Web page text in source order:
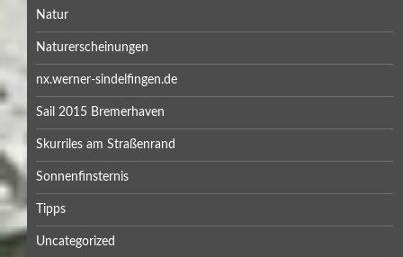
Natur
Naturerscheinungen
nx.werner-sindelfingen.de
Sail 2015 Bremerhaven
Skurriles am Straßenrand
Sonnenfinsternis
Tipps
Uncategorized